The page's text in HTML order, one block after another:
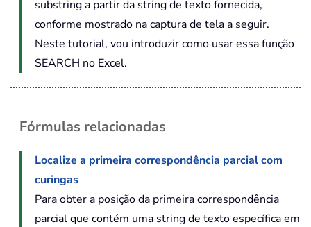
substring a partir da string de texto fornecida,
conforme mostrado na captura de tela a seguir.
Neste tutorial, vou introduzir como usar essa função
SEARCH no Excel.
Fórmulas relacionadas
Localize a primeira correspondência parcial com
curingas
Para obter a posição da primeira correspondência
parcial que contém uma string de texto específica em